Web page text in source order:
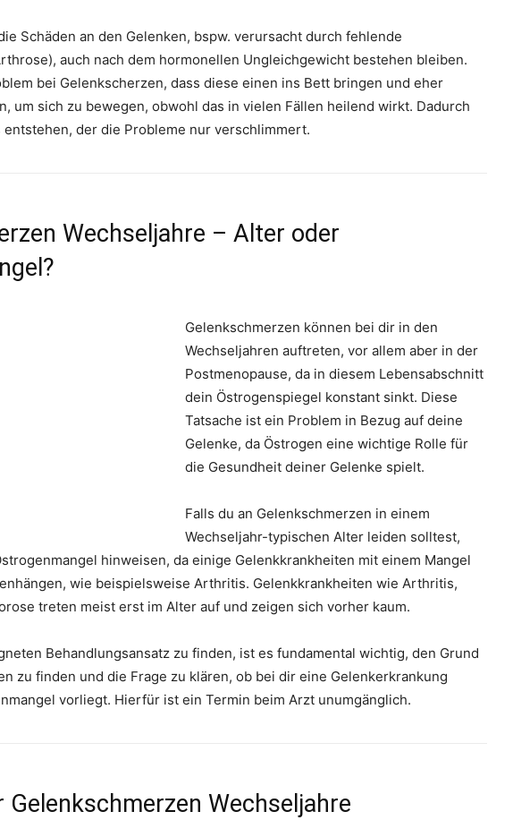
Schäden an den Gelenken, bspw. verursacht durch fehlende
auch nach dem hormonellen Ungleichgewicht bestehen bleiben.
bei Gelenkscherzen, dass diese einen ins Bett bringen und eher
um sich zu bewegen, obwohl das in vielen Fällen heilend wirkt. Dadurch
der die Probleme nur verschlimmert.
Wechseljahre – Alter oder
Gelenkschmerzen können bei dir in den
Wechseljahren auftreten, vor allem aber in der
Postmenopause, da in diesem Lebensabschnitt
dein Östrogenspiegel konstant sinkt. Diese
Tatsache ist ein Problem in Bezug auf deine
Gelenke, da Östrogen eine wichtige Rolle für
die Gesundheit deiner Gelenke spielt.
Falls du an Gelenkschmerzen in einem
Wechseljahr-typischen Alter leiden solltest,
hinweisen, da einige Gelenkkrankheiten mit einem Mangel
wie beispielsweise Arthritis. Gelenkkrankheiten wie Arthritis,
treten meist erst im Alter auf und zeigen sich vorher kaum.
Behandlungsansatz zu finden, ist es fundamental wichtig, den Grund
zu finden und die Frage zu klären, ob bei dir eine Gelenkerkrankung
vorliegt. Hierfür ist ein Termin beim Arzt unumgänglich.
Gelenkschmerzen Wechseljahre